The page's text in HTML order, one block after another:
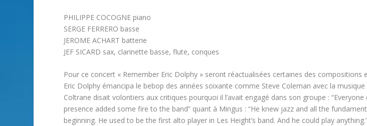
PHILIPPE COCOGNE piano
SERGE FERRERO basse
JEROME ACHART batterie
JEF SICARD sax, clarinette basse, flute, conques
Pour ce concert « Remember Eric Dolphy » seront réactualisées certaines des compositions
Eric Dolphy émancipa le bebop des années soixante comme Steve Coleman avec la
Coltrane disait volontiers aux critiques pourquoi il l’avait engagé dans son groupe :
presence added some fire to the band” quant à Mingus : “He knew jazz and all the
beginning. He used to be the first alto player in Les Height’s band. And he could play